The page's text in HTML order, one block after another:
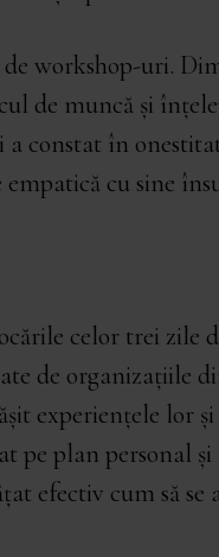
workshop-uri.
de muncă și
constat în
cu sine
celor trei zile
de organizațiile
experiențele lor
pe plan personal
efectiv cum să se